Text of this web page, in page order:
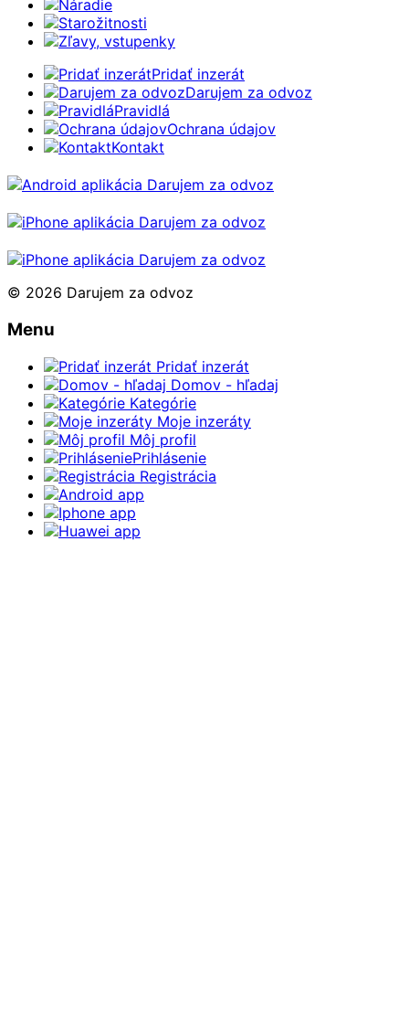
Náradie
Starožitnosti
Zľavy, vstupenky
Pridať inzerát
Darujem za odvoz
Pravidlá
Ochrana údajov
Kontakt
© 2026 Darujem za odvoz
Menu
Pridať inzerát
Domov - hľadaj
Kategórie
Moje inzeráty
Môj profil
Prihlásenie
Registrácia